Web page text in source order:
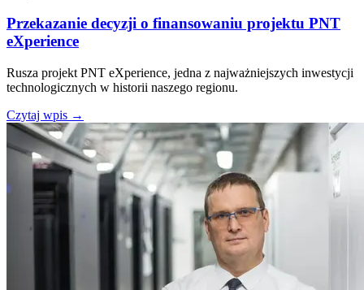
Przekazanie decyzji o finansowaniu projektu PNT
eXperience
Rusza projekt PNT eXperience, jedna z najważniejszych inwestycji
technologicznych w historii naszego regionu.
Czytaj wpis →